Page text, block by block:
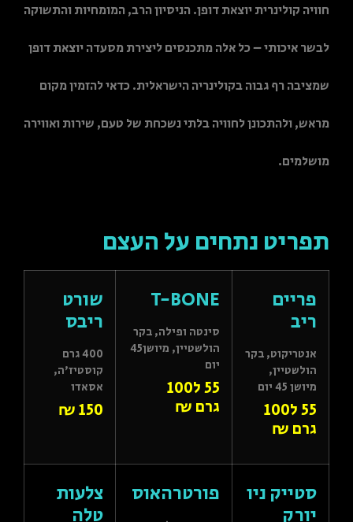
חוויה קולינרית יוצאת דופן. הניסיון הרב, המומחיות והתשוקה
לבשר איכותי – כל אלה מתכנסים ליצירת מסעדה יוצאת דופן
שמציבה רף גבוה בקולינריה הישראלית. כדאי להזמין מקום
מראש, ולהתכונן לחוויה בלתי נשכחת של טעם, שירות ואווירה
מושלמים.
תפריט נתחים על העצם
פריים
ריב
אנטריקוט, בקר
הולשטיין,
מיושן 45 יום
55 ל100
גרם ₪
T-BONE
סינטה ופילה, בקר
הולשטיין, מיושן45
יום
55 ל100
גרם ₪
שורט
ריבס
400 גרם
קוסטיז'ה,
אסאדו
150 ₪
סטייק ניו
יורק
פורטרהאוס
צלעות
טלה